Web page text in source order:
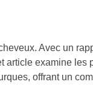
Avec un
article examine les
offrant un